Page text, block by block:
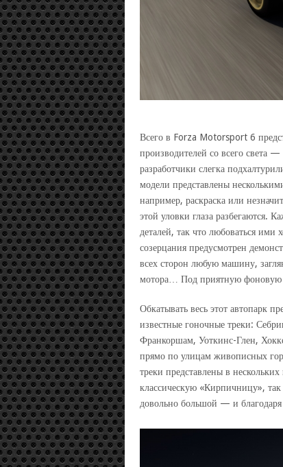
Всего в Forza Motorsport 6
производителей со всего света
разработчики слегка
модели представлены
например, раскраска или
этой уловки глаза разбегаются.
деталей, так что любоваться ими
созерцания предусмотрен
всех сторон любую машину,
мотора… Под приятную фоновую
Обкатывать весь этот автопарк
известные гоночные треки:
Франкоршам, Уоткинс-Глен,
прямо по улицам живописных
треки представлены в
классическую «Кирпичницу»,
довольно большой — и благодаря